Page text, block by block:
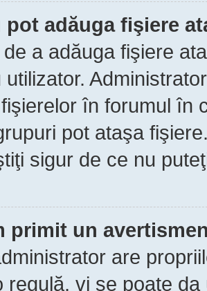
pot adăuga fişiere
a adăuga fişiere
utilizator.
în forumul în
pot ataşa
sigur de ce nu
primit un
are
regulă, vi se poate